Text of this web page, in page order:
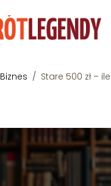
Biznes / Stare 500 zł –